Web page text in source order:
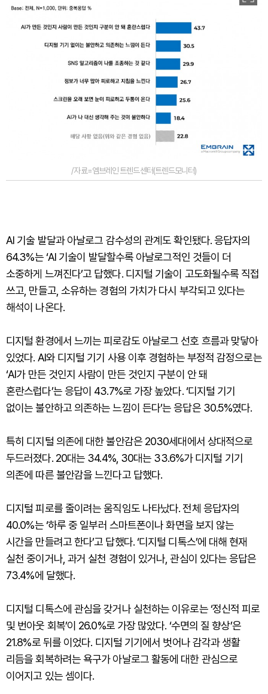
/자료=엠브레인 트렌드센터(트렌드모니터)
AI 기술 발달과 아날로그 감수성의 관계도 확인됐다. 응답자의
64.3%는 ‘AI 기술이 발달할수록 아날로그적인 것들이 더
소중하게 느껴진다’고 답했다. 디지털 기술이 고도화될수록 직접
쓰고, 만들고, 소유하는 경험의 가치가 다시 부각되고 있다는
해석이 나온다.
디지털 환경에서 느끼는 피로감도 아날로그 선호 흐름과 맞닿아
있었다. AI와 디지털 기기 사용 이후 경험하는 부정적 감정으로는
‘AI가 만든 것인지 사람이 만든 것인지 구분이 안 돼
혼란스럽다’는 응답이 43.7%로 가장 높았다. ‘디지털 기기
없이는 불안하고 의존하는 느낌이 든다’는 응답은 30.5%였다.
특히 디지털 의존에 대한 불안감은 2030세대에서 상대적으로
두드러졌다. 20대는 34.4%, 30대는 33.6%가 디지털 기기
의존에 따른 불안감을 느낀다고 답했다.
디지털 피로를 줄이려는 움직임도 나타났다. 전체 응답자의
40.0%는 ‘하루 중 일부러 스마트폰이나 화면을 보지 않는
시간을 만들려고 한다’고 답했다. ‘디지털 디톡스’에 대해 현재
실천 중이거나, 과거 실천 경험이 있거나, 관심이 있다는 응답은
73.4%에 달했다.
디지털 디톡스에 관심을 갖거나 실천하는 이유로는 ‘정신적 피로
및 번아웃 회복’이 26.0%로 가장 많았다. ‘수면의 질 향상’은
21.8%로 뒤를 이었다. 디지털 기기에서 벗어나 감각과 생활
리듬을 회복하려는 욕구가 아날로그 활동에 대한 관심으로
이어지고 있는 셈이다.